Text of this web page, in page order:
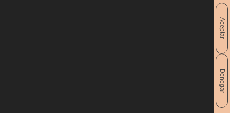
Aceptar
Denegar